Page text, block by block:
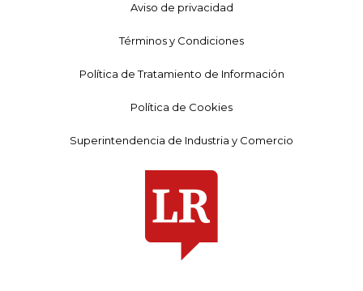
Aviso de privacidad
Términos y Condiciones
Política de Tratamiento de Información
Política de Cookies
Superintendencia de Industria y Comercio